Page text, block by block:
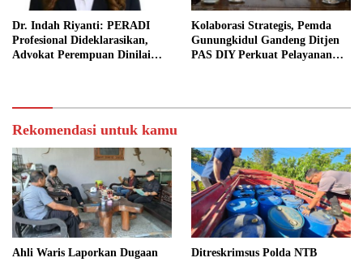
Dr. Indah Riyanti: PERADI
Profesional Dideklarasikan,
Advokat Perempuan Dinilai
Kolaborasi Strategis, Pemda
Gunungkidul Gandeng Ditjen
PAS DIY Perkuat Pelayanan
Rekomendasi untuk kamu
Ahli Waris Laporkan Dugaan
Ditreskrimsus Polda NTB